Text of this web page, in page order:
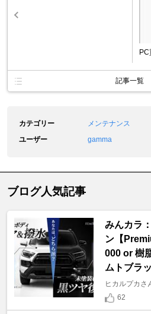
記事一覧
カテゴリー
メンテナンス
ユーザー
gamma
ブログ人気記事
みんカラ
ン【
000 or 樹
ムトブラッ
ヒカルプカさ
62